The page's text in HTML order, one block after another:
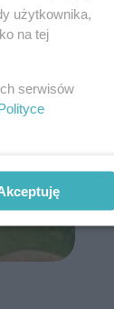
użytkownika,
na tej
serwisów